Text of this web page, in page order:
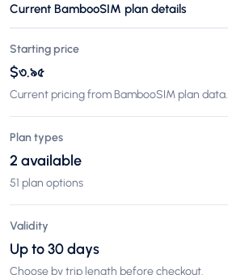
Current BambooSIM plan details
Starting price
$৩.৯৫
Current pricing from BambooSIM plan data.
Plan types
2 available
51 plan options
Validity
Up to 30 days
Choose by trip length before checkout.